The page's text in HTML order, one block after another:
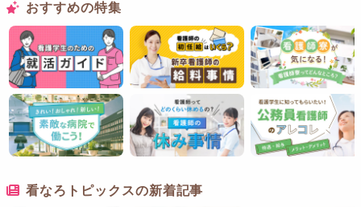
おすすめの特集
看なろトピックスの新着記事